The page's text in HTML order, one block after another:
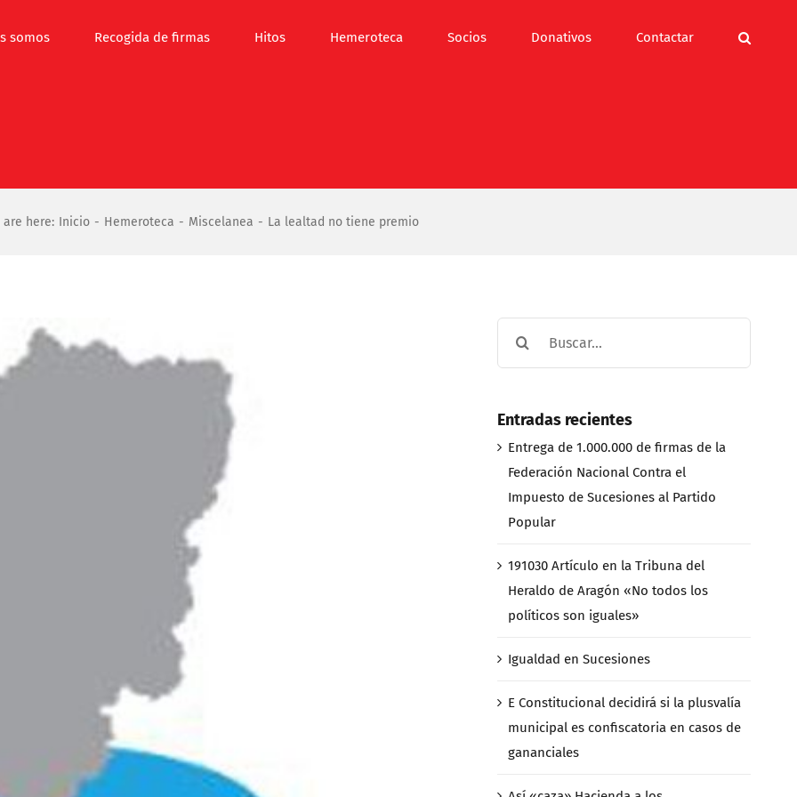
somos Recogida de firmas Hitos Hemeroteca Socios Donativos Contactar
are here: Inicio Hemeroteca Miscelanea La lealtad no tiene premio
Entradas recientes
Entrega de 1.000.000 de firmas de la
Federación Nacional Contra el
Impuesto de Sucesiones al Partido
Popular
191030 Artículo en la Tribuna del
Heraldo de Aragón «No todos los
políticos son iguales»
Igualdad en Sucesiones
E Constitucional decidirá si la plusvalía
municipal es confiscatoria en casos de
gananciales